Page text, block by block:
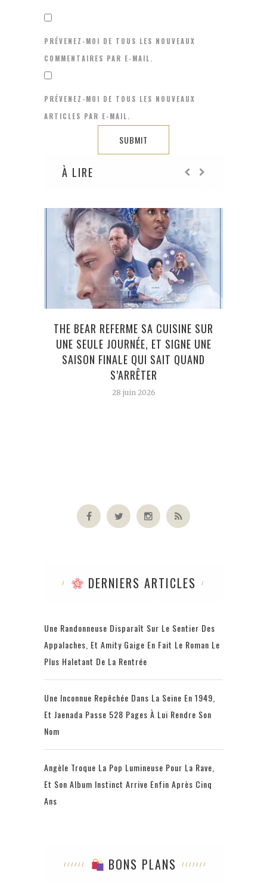
PRÉVENEZ-MOI DE TOUS LES NOUVEAUX
COMMENTAIRES PAR E-MAIL.
PRÉVENEZ-MOI DE TOUS LES NOUVEAUX
ARTICLES PAR E-MAIL.
À LIRE
THE BEAR REFERME SA CUISINE SUR
UNE SEULE JOURNÉE, ET SIGNE UNE
SAISON FINALE QUI SAIT QUAND
S’ARRÊTER
28 juin 2026
DERNIERS ARTICLES
Une Randonneuse Disparaît Sur Le Sentier Des
Appalaches, Et Amity Gaige En Fait Le Roman Le
Plus Haletant De La Rentrée
Une Inconnue Repêchée Dans La Seine En 1949,
Et Jaenada Passe 528 Pages À Lui Rendre Son
Nom
Angèle Troque La Pop Lumineuse Pour La Rave,
Et Son Album Instinct Arrive Enfin Après Cinq
Ans
BONS PLANS